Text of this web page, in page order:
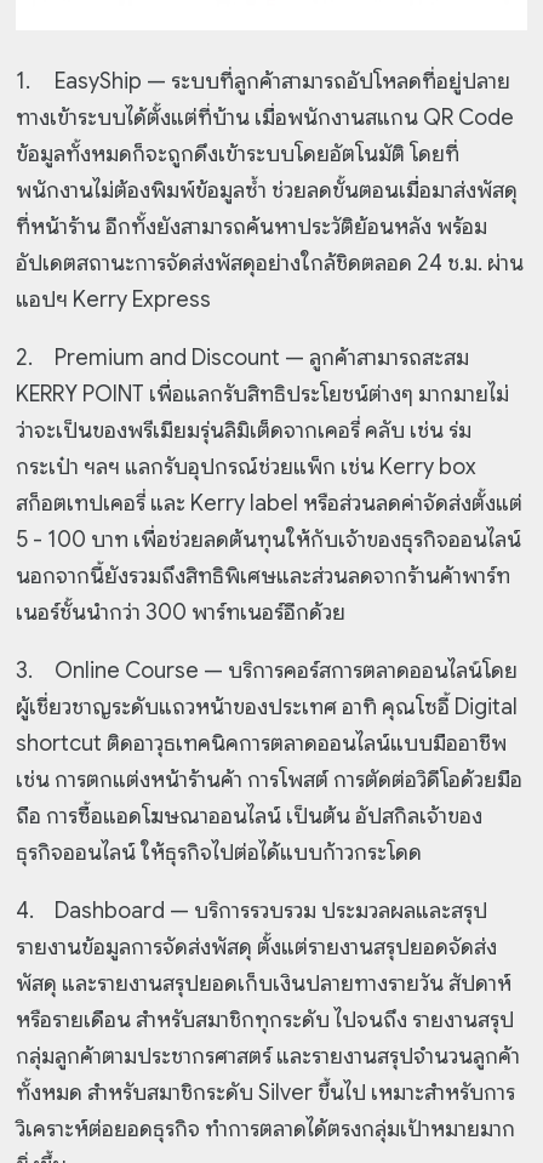
1.
EasyShip — ระบบที่ลูกค้าสามารถอัปโหลดที่อยู่ปลาย
ทางเข้าระบบได้ตั้งแต่ที่บ้าน เมื่อพนักงานสแกน QR Code
ข้อมูลทั้งหมดก็จะถูกดึงเข้าระบบโดยอัตโนมัติ โดยที่
พนักงานไม่ต้องพิมพ์ข้อมูลซ้ำ ช่วยลดขั้นตอนเมื่อมาส่งพัสดุ
ที่หน้าร้าน อีกทั้งยังสามารถค้นหาประวัติย้อนหลัง พร้อม
อัปเดตสถานะการจัดส่งพัสดุอย่างใกล้ชิดตลอด 24 ช.ม. ผ่าน
แอปฯ Kerry Express
2.
Premium and Discount — ลูกค้าสามารถสะสม
KERRY POINT เพื่อแลกรับสิทธิประโยชน์ต่างๆ มากมายไม่
ว่าจะเป็นของพรีเมียมรุ่นลิมิเต็ดจากเคอรี่ คลับ เช่น ร่ม
กระเป๋า ฯลฯ แลกรับอุปกรณ์ช่วยแพ็ก เช่น Kerry box
สก็อตเทปเคอรี่ และ Kerry label หรือส่วนลดค่าจัดส่งตั้งแต่
5 - 100 บาท เพื่อช่วยลดต้นทุนให้กับเจ้าของธุรกิจออนไลน์
นอกจากนี้ยังรวมถึงสิทธิพิเศษและส่วนลดจากร้านค้าพาร์ท
เนอร์ชั้นนำกว่า 300 พาร์ทเนอร์อีกด้วย
3.
Online Course — บริการคอร์สการตลาดออนไลน์โดย
ผู้เชี่ยวชาญระดับแถวหน้าของประเทศ อาทิ คุณโซอี้ Digital
shortcut ติดอาวุธเทคนิคการตลาดออนไลน์แบบมืออาชีพ
เช่น การตกแต่งหน้าร้านค้า การโพสต์ การตัดต่อวิดีโอด้วยมือ
ถือ การซื้อแอดโฆษณาออนไลน์ เป็นต้น อัปสกิลเจ้าของ
ธุรกิจออนไลน์ ให้ธุรกิจไปต่อได้แบบก้าวกระโดด
4.
Dashboard — บริการรวบรวม ประมวลผลและสรุป
รายงานข้อมูลการจัดส่งพัสดุ ตั้งแต่รายงานสรุปยอดจัดส่ง
พัสดุ และรายงานสรุปยอดเก็บเงินปลายทางรายวัน สัปดาห์
หรือรายเดือน สำหรับสมาชิกทุกระดับ ไปจนถึง รายงานสรุป
กลุ่มลูกค้าตามประชากรศาสตร์ และรายงานสรุปจำนวนลูกค้า
ทั้งหมด สำหรับสมาชิกระดับ Silver ขึ้นไป เหมาะสำหรับการ
วิเคราะห์ต่อยอดธุรกิจ ทำการตลาดได้ตรงกลุ่มเป้าหมายมาก